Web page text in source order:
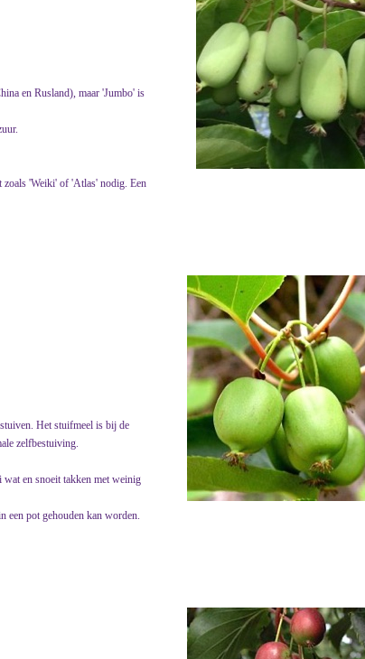
en Rusland), maar 'Jumbo' is
zoals 'Weiki' of 'Atlas' nodig. Een
Het stuifmeel is bij de
zelfbestuiving.
en snoeit takken met weinig
een pot gehouden kan worden.